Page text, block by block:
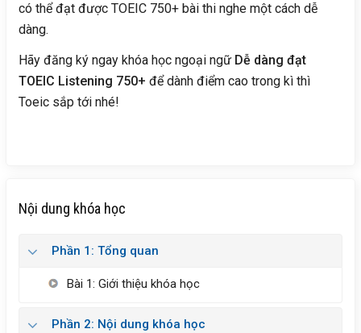
có thể đạt được TOEIC 750+ bài thi nghe một cách dễ
dàng.
Hãy đăng ký ngay khóa học ngoại ngữ Dễ dàng đạt
TOEIC Listening 750+ để dành điểm cao trong kì thì
Toeic sắp tới nhé!
Nội dung khóa học
Phần 1: Tổng quan
Bài 1: Giới thiệu khóa học
Phần 2: Nội dung khóa học